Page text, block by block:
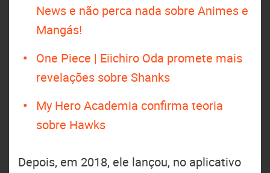
News e não perca nada sobre Animes e
Mangás!
One Piece | Eiichiro Oda promete mais
revelações sobre Shanks
My Hero Academia confirma teoria
sobre Hawks
Depois, em 2018, ele lançou, no aplicativo